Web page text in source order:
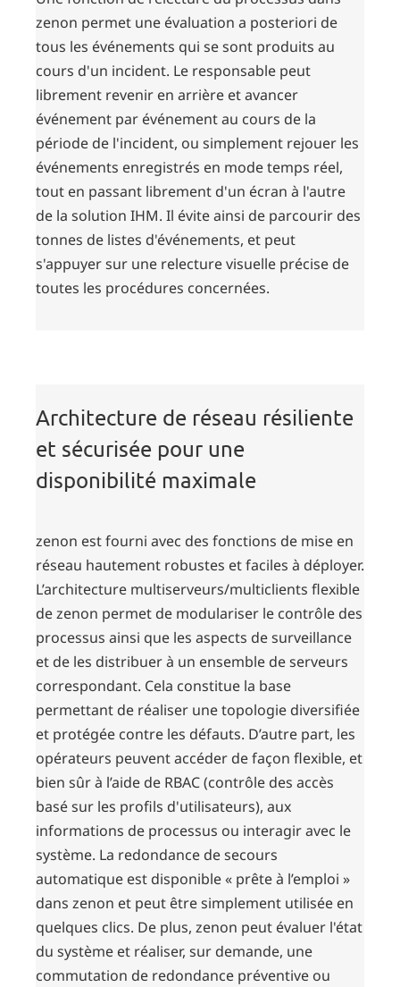
zenon permet une évaluation a posteriori de
tous les événements qui se sont produits au
cours d'un incident. Le responsable peut
librement revenir en arrière et avancer
événement par événement au cours de la
période de l'incident, ou simplement rejouer les
événements enregistrés en mode temps réel,
tout en passant librement d'un écran à l'autre
de la solution IHM. Il évite ainsi de parcourir des
tonnes de listes d'événements, et peut
s'appuyer sur une relecture visuelle précise de
toutes les procédures concernées.
Architecture de réseau résiliente
et sécurisée pour une
disponibilité maximale
zenon est fourni avec des fonctions de mise en
réseau hautement robustes et faciles à déployer.
L’architecture multiserveurs/multiclients flexible
de zenon permet de modulariser le contrôle des
processus ainsi que les aspects de surveillance
et de les distribuer à un ensemble de serveurs
correspondant. Cela constitue la base
permettant de réaliser une topologie diversifiée
et protégée contre les défauts. D’autre part, les
opérateurs peuvent accéder de façon flexible, et
bien sûr à l’aide de RBAC (contrôle des accès
basé sur les profils d'utilisateurs), aux
informations de processus ou interagir avec le
système. La redondance de secours
automatique est disponible « prête à l’emploi »
dans zenon et peut être simplement utilisée en
quelques clics. De plus, zenon peut évaluer l'état
du système et réaliser, sur demande, une
commutation de redondance préventive ou